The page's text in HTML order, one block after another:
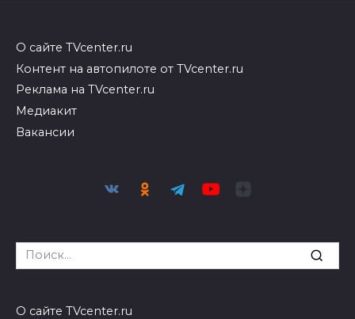
О сайте TVcenter.ru
Контент на автопилоте от TVcenter.ru
Реклама на TVcenter.ru
Медиакит
Вакансии
Search
for:
О сайте TVcenter.ru